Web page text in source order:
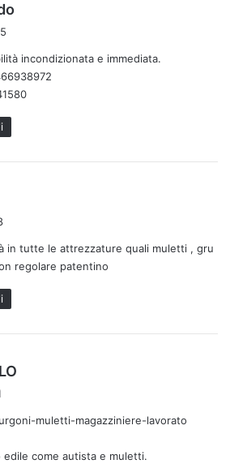
e
t
t
incondizionata e immediata.
in tutte le attrezzature quali muletti , gru
regolare patentino
e
t
muletti-magazziniere-lavorato
edile come autista e muletti.